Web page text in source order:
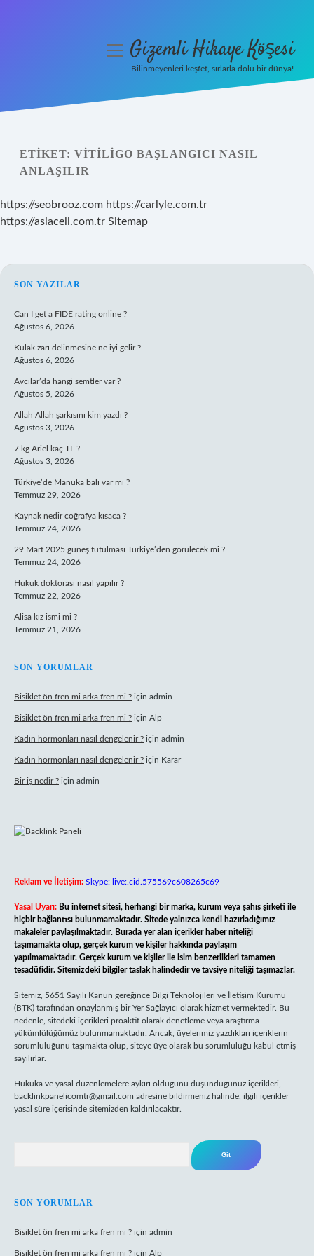
Yasal Uyarı
menüyüGizemli Hikaye Köşesi
Bilinmeyenleri keşfet, sırlarla dolu bir dünya!
ETIKET: VITILIGO BAŞLANGICI NASIL
ANLAŞILIR
https://seobrooz.com https://carlyle.com.tr
https://asiacell.com.tr Sitemap
SIDEBAR
SON YAZILAR
Can I get a FIDE rating online ?
Ağustos 6, 2026
Kulak zarı delinmesine ne iyi gelir ?
Ağustos 6, 2026
Avcılar’da hangi semtler var ?
Ağustos 5, 2026
Allah Allah şarkısını kim yazdı ?
Ağustos 3, 2026
7 kg Ariel kaç TL ?
Ağustos 3, 2026
Türkiye’de Manuka balı var mı ?
Temmuz 29, 2026
Kaynak nedir coğrafya kısaca ?
Temmuz 24, 2026
29 Mart 2025 güneş tutulması Türkiye’den görülecek mi ?
Temmuz 24, 2026
Hukuk doktorası nasıl yapılır ?
Temmuz 22, 2026
Alisa kız ismi mi ?
Temmuz 21, 2026
SON YORUMLAR
Bisiklet ön fren mi arka fren mi ? için admin
Bisiklet ön fren mi arka fren mi ? için Alp
Kadın hormonları nasıl dengelenir ? için admin
Kadın hormonları nasıl dengelenir ? için Karar
Bir iş nedir ? için admin
Reklam ve İletişim: Skype: live:.cid.575569c608265c69
Yasal Uyarı: Bu internet sitesi, herhangi bir marka, kurum veya şahıs şirketi ile
hiçbir bağlantısı bulunmamaktadır. Sitede yalnızca kendi hazırladığımız
makaleler paylaşılmaktadır. Burada yer alan içerikler haber niteliği
taşımamakta olup, gerçek kurum ve kişiler hakkında paylaşım
yapılmamaktadır. Gerçek kurum ve kişiler ile isim benzerlikleri tamamen
tesadüfidir. Sitemizdeki bilgiler taslak halindedir ve tavsiye niteliği taşımazlar.
Sitemiz, 5651 Sayılı Kanun gereğince Bilgi Teknolojileri ve İletişim Kurumu
(BTK) tarafından onaylanmış bir Yer Sağlayıcı olarak hizmet vermektedir. Bu
nedenle, sitedeki içerikleri proaktif olarak denetleme veya araştırma
yükümlülüğümüz bulunmamaktadır. Ancak, üyelerimiz yazdıkları içeriklerin
sorumluluğunu taşımakta olup, siteye üye olarak bu sorumluluğu kabul etmiş
sayılırlar.
Hukuka ve yasal düzenlemelere aykırı olduğunu düşündüğünüz içerikleri,
backlinkpanelicomtr@gmail.com adresine bildirmeniz halinde, ilgili içerikler
yasal süre içerisinde sitemizden kaldırılacaktır.
SON YORUMLAR
Bisiklet ön fren mi arka fren mi ? için admin
Bisiklet ön fren mi arka fren mi ? için Alp